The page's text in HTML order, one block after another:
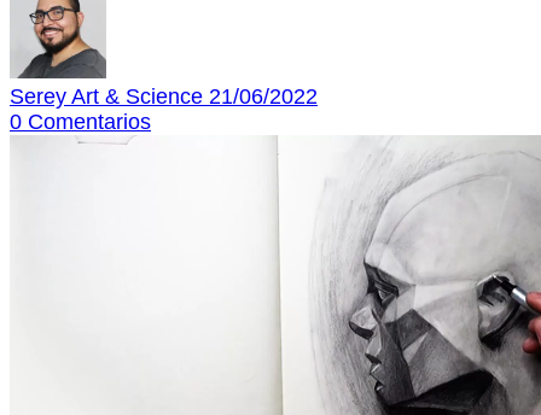
Serey Art & Science 21/06/2022
0 Comentarios